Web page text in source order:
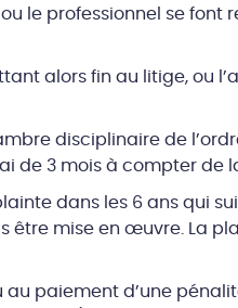
le professionnel se font
alors fin au litige, ou
disciplinaire de
de 3 mois à compter de
dans les 6 ans qui
être mise en œuvre. La
paiement d’une